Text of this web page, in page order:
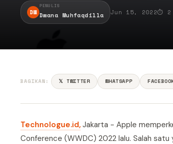
DW
PENULIS
Dwana Muhfaqdilla Jun 15, 2022⏱ 2
BAGIKAN: 𝕏 TWITTER WHATSAPP
Technologue.id, Jakarta - Apple
Conference (WWDC) 2022 lalu. Salah satu